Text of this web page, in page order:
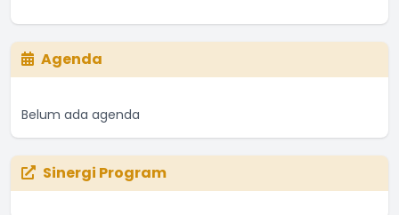
Agenda
Belum ada agenda
Sinergi Program